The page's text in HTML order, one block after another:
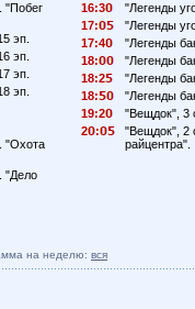
"Побег
эп.
эп.
эп.
эп.
"Охота
"Дело
16:3
"Легенды
17:
"Легенды
17:4
"Легенды
18:
"Легенды
18:2
"Легенды
18:
"Легенды
19:2
"Вещдок", 3
2
:
"Вещдок", 2
райцентра".
на неделю: вся